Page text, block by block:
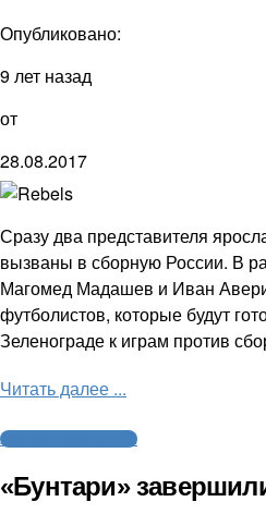
Опубликовано:
9 лет назад
от
28.08.2017
Сразу два представителя
вызваны в сборную России. В
Магомед Мадашев и Иван
футболистов, которые будут
Зеленограде к играм против
Читать далее ...
Американский футбол
«Бунтари»